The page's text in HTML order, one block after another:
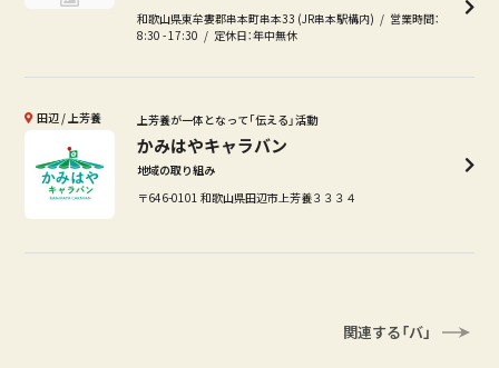
和歌山県東牟婁郡串本町串本33 (JR串本駅構内)
営業時間：
8:30 - 17:30
定休日：年中無休
田辺 上芳養 上芳養が一体となって「伝える」活動
かみはやキャラバン
地域の取り組み
〒646-0101 和歌山県田辺市上芳養３３３４
関連する「バ」